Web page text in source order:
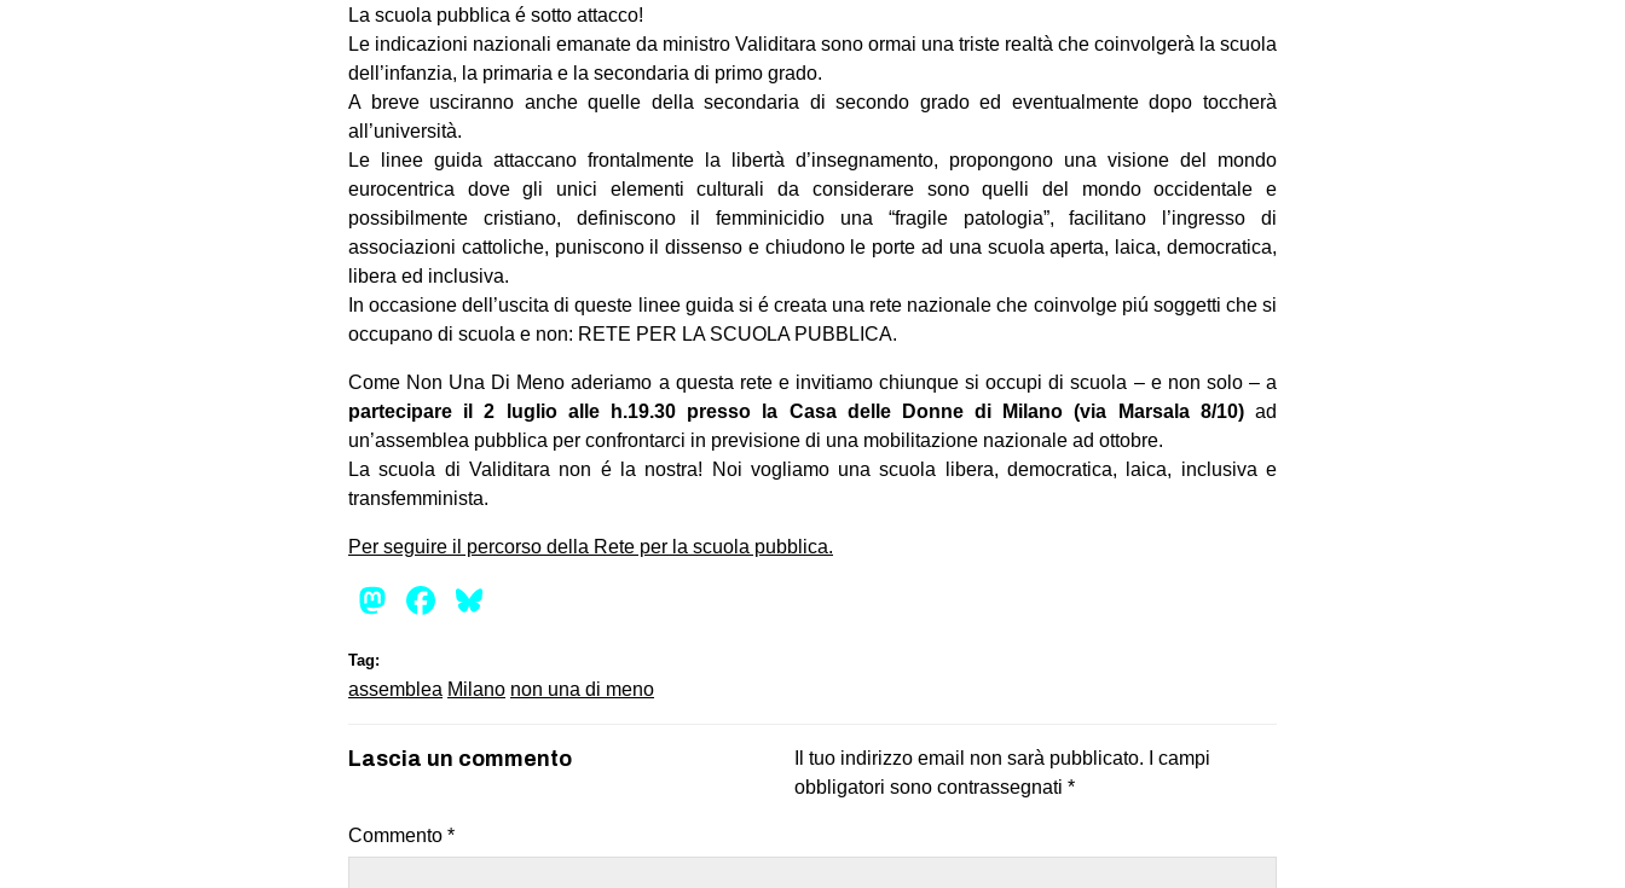
La scuola pubblica é sotto attacco!
Le indicazioni nazionali emanate da ministro Validitara sono ormai una triste realtà che coinvolgerà la scuola
dell’infanzia, la primaria e la secondaria di primo grado.
A breve usciranno anche quelle della secondaria di secondo grado ed eventualmente dopo toccherà
all’università.
Le linee guida attaccano frontalmente la libertà d’insegnamento, propongono una visione del mondo
eurocentrica dove gli unici elementi culturali da considerare sono quelli del mondo occidentale e
possibilmente cristiano, definiscono il femminicidio una “fragile patologia”, facilitano l’ingresso di
associazioni cattoliche, puniscono il dissenso e chiudono le porte ad una scuola aperta, laica, democratica,
libera ed inclusiva.
In occasione dell’uscita di queste linee guida si é creata una rete nazionale che coinvolge piú soggetti che si
occupano di scuola e non: RETE PER LA SCUOLA PUBBLICA.
Come Non Una Di Meno aderiamo a questa rete e invitiamo chiunque si occupi di scuola – e non solo – a
partecipare il 2 luglio alle h.19.30 presso la Casa delle Donne di Milano (via Marsala 8/10) ad
un’assemblea pubblica per confrontarci in previsione di una mobilitazione nazionale ad ottobre.
La scuola di Validitara non é la nostra! Noi vogliamo una scuola libera, democratica, laica, inclusiva e
transfemminista.
Per seguire il percorso della Rete per la scuola pubblica.
Mastodon
Facebook
Tag:
assemblea Milano non una di meno
Lascia un commento Il tuo indirizzo email non sarà pubblicato.
I campi
obbligatori sono contrassegnati *
Commento *